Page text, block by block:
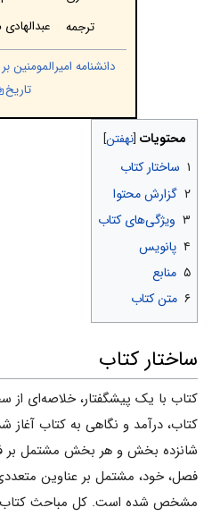
ترجمه
دانشنامه امیرالمومنین
تاريخ
محتویات
۱ ساختار کتاب
۲ گزارش محتوا
۳ ویژگى‌هاى کتاب
۴ پانويس
۵ منابع
۶ متن کتاب
ساختار کتاب
کتاب با یک پیشگفتار، خلاصه‌اى از
کتاب، درآمد و نگاهى به کتاب
شانزده بخش و هر بخش مشتمل بر
فصل، خود، مشتمل بر عناوین